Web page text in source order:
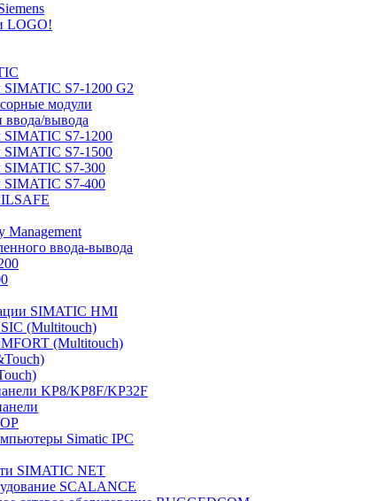
LOGO!
S7-1200 G2
модули
вывода
SIMATIC S7-1200
SIMATIC S7-1500
SIMATIC S7-300
SIMATIC S7-400
Management
ввода-вывода
SIMATIC HMI
(Multitouch)
(Multitouch)
KP8/KP8F/KP32F
Simatic IPC
SIMATIC NET
SCALANCE